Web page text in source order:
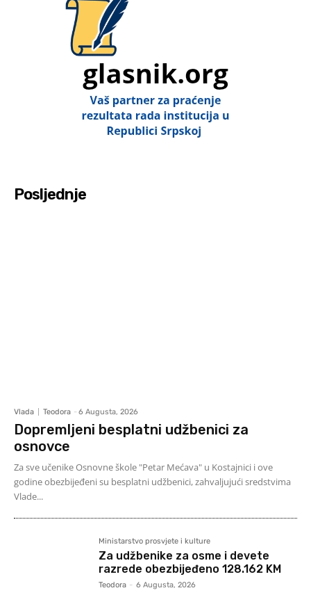
Posljednje
Vlada Teodora - 6 Augusta, 2026
Dopremljeni besplatni udžbenici za
osnovce
Za sve učenike Osnovne škole "Petar Mećava" u Kostajnici i ove
godine obezbijeđeni su besplatni udžbenici, zahvaljujući sredstvima
Vlade...
Ministarstvo prosvjete i kulture
Za udžbenike za osme i devete
razrede obezbijeđeno 128.162 KM
Teodora - 6 Augusta, 2026